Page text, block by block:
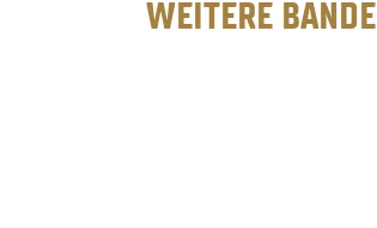
WEITERE BÄNDE